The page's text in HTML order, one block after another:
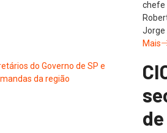
chefe
Jorge
Mais